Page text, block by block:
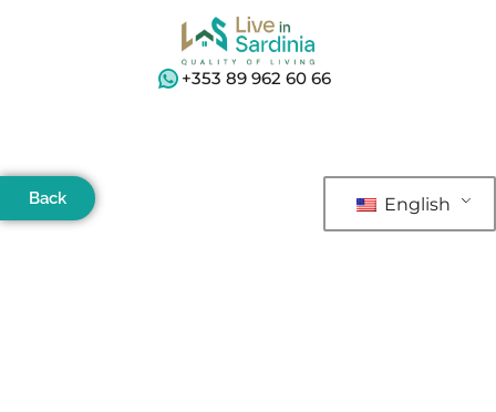
+353 89 962 60 66
Back English